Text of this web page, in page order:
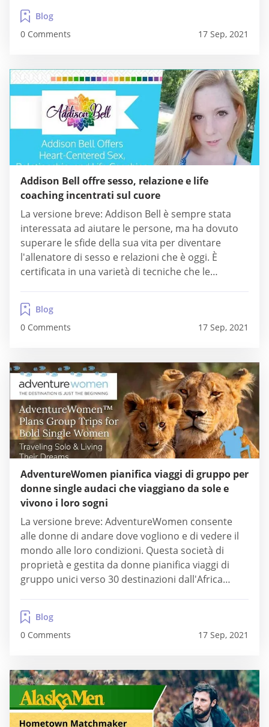
programmi online incentrati sulla costruzione
dell'autostima e sulla padronanza di tecniche di
appuntamenti...
Blog
0 Comments
17 Sep, 2021
Addison Bell offre sesso, relazione e life
coaching incentrati sul cuore
La versione breve: Addison Bell è sempre stata
interessata ad aiutare le persone, ma ha dovuto
superare le sfide della sua vita per diventare
l'allenatore di sesso e relazioni che è oggi. È
certificata in una varietà di tecniche che le
avere relazioni più soddisfacenti, sia con se stesse
che con...
Blog
0 Comments
17 Sep, 2021
AdventureWomen pianifica viaggi di gruppo per
donne single audaci che viaggiano da sole e
vivono i loro sogni
La versione breve: AdventureWomen consente
alle donne di andare dove vogliono e di vedere il
mondo alle loro condizioni. Questa società di
proprietà e gestita da donne pianifica viaggi di
gruppo unici verso 30 destinazioni dall'Africa
quotidiana, fare rete e connettersi con persone
avventurose e sperimentare culture e attività
diverse. Fin dal...
Blog
0 Comments
17 Sep, 2021